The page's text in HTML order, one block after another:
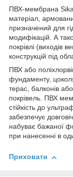
ПВХ-мембрана
матеріал,
призначений для
модифікацій. А
покрівлі (виходів
конструкцій під
ПВХ або
фундаменту,
терас, балконів
покрівель. ПВХ
стійкість до
забезпечує
набуває бажаної
при нанесенні в
Приховати